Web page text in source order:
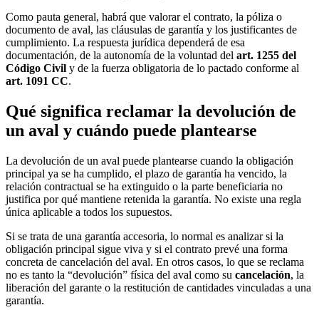
Como pauta general, habrá que valorar el contrato, la póliza o
documento de aval, las cláusulas de garantía y los justificantes de
cumplimiento. La respuesta jurídica dependerá de esa
documentación, de la autonomía de la voluntad del art. 1255 del
Código Civil y de la fuerza obligatoria de lo pactado conforme al
art. 1091 CC.
Qué significa reclamar la devolución de
un aval y cuándo puede plantearse
La devolución de un aval puede plantearse cuando la obligación
principal ya se ha cumplido, el plazo de garantía ha vencido, la
relación contractual se ha extinguido o la parte beneficiaria no
justifica por qué mantiene retenida la garantía. No existe una regla
única aplicable a todos los supuestos.
Si se trata de una garantía accesoria, lo normal es analizar si la
obligación principal sigue viva y si el contrato prevé una forma
concreta de cancelación del aval. En otros casos, lo que se reclama
no es tanto la “devolución” física del aval como su cancelación, la
liberación del garante o la restitución de cantidades vinculadas a una
garantía.